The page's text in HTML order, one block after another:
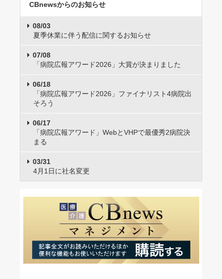
CBnewsからのお知らせ
08/03
夏季休業に伴う配信に関するお知らせ
07/08
「病院広報アワード2026」大賞が決まりました
06/18
「病院広報アワード2026」ファイナリスト4病院出
そろう
06/17
「病院広報アワード」WebとVHPで最優秀2病院決
まる
03/31
4月1日に社名変更